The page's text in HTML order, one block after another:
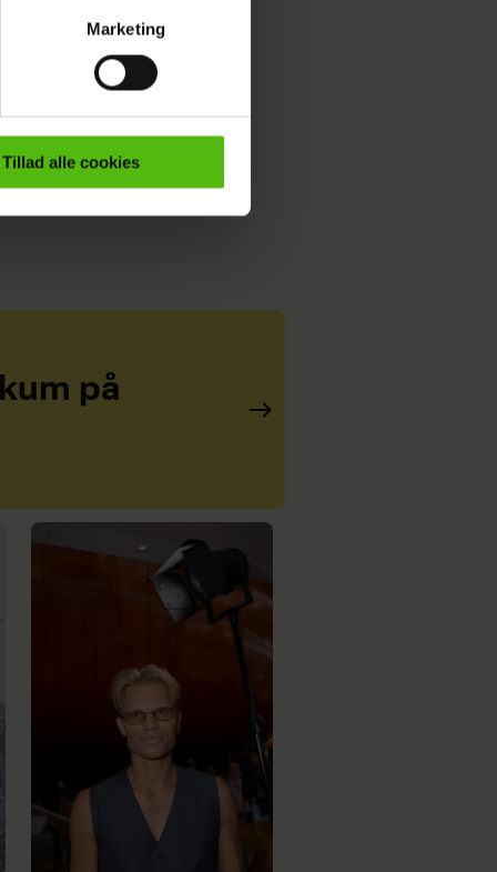
indhold til dig.
Vi indsamler data
Marketing
Tillad alle cookies
på